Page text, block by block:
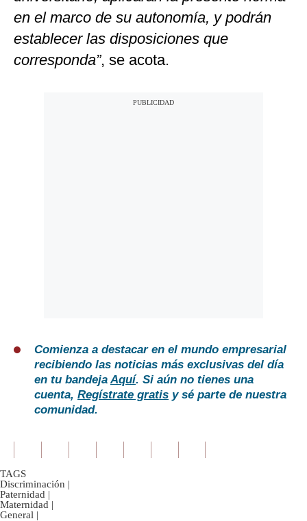
en el marco de su autonomía, y podrán
establecer las disposiciones que
corresponda”, se acota.
Comienza a destacar en el mundo empresarial
recibiendo las noticias más exclusivas del día
en tu bandejaAquí. Si aún no tienes una
cuenta, Regístrate gratis y sé parte de nuestra
comunidad.
TAGS
Discriminación |
Paternidad |
Maternidad |
General |